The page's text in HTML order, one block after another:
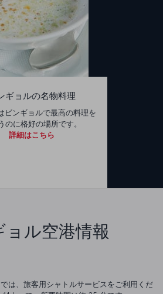
ギョルの名物料理
ビンギョルで最高の料理を
のに格好の場所です。
詳細はこちら
ョル空港情報
は、旅客用シャトルサービスをご利用くだ